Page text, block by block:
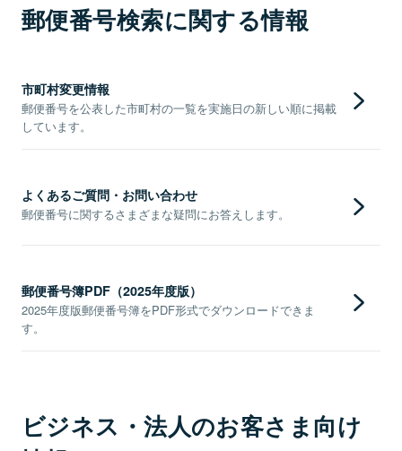
郵便番号検索に関する情報
市町村変更情報
郵便番号を公表した市町村の一覧を実施日の新しい順に掲載
しています。
よくあるご質問・お問い合わせ
郵便番号に関するさまざまな疑問にお答えします。
郵便番号簿PDF（2025年度版）
2025年度版郵便番号簿をPDF形式でダウンロードできま
す。
ビジネス・法人のお客さま向け